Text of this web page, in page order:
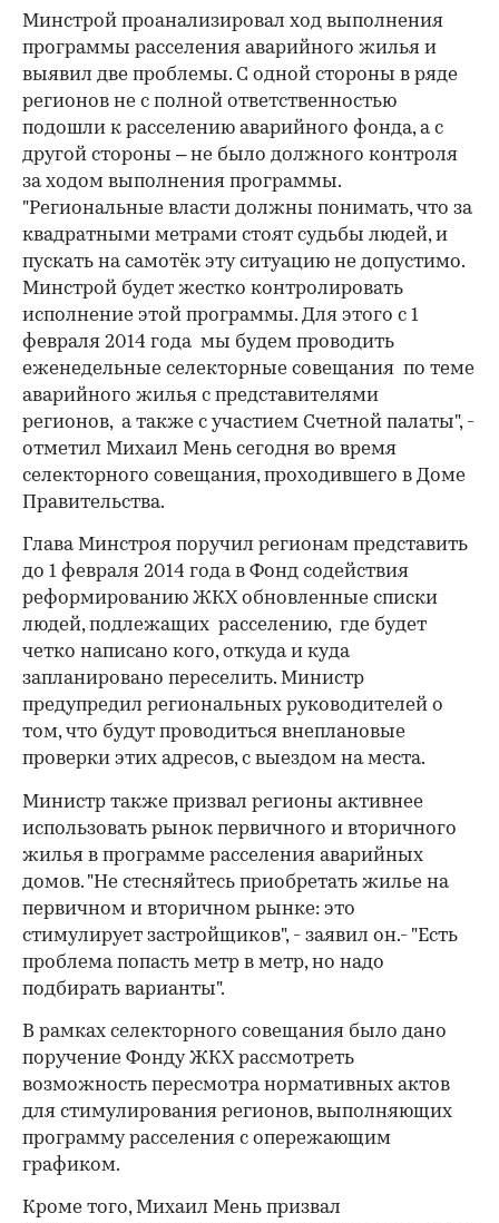
Минстрой проанализировал ход выполнения
программы расселения аварийного жилья и
выявил две проблемы. С одной стороны в ряде
регионов не с полной ответственностью
подошли к расселению аварийного фонда, а с
другой стороны – не было должного контроля
за ходом выполнения программы.
"Региональные власти должны понимать, что за
квадратными метрами стоят судьбы людей, и
пускать на самотёк эту ситуацию не допустимо.
Минстрой будет жестко контролировать
исполнение этой программы. Для этого с 1
февраля 2014 года мы будем проводить
еженедельные селекторные совещания по теме
аварийного жилья с представителями
регионов, а также с участием Счетной палаты", -
отметил Михаил Мень сегодня во время
селекторного совещания, проходившего в Доме
Правительства.
Глава Минстроя поручил регионам представить
до 1 февраля 2014 года в Фонд содействия
реформированию ЖКХ обновленные списки
людей, подлежащих расселению, где будет
четко написано кого, откуда и куда
запланировано переселить. Министр
предупредил региональных руководителей о
том, что будут проводиться внеплановые
проверки этих адресов, с выездом на места.
Министр также призвал регионы активнее
использовать рынок первичного и вторичного
жилья в программе расселения аварийных
домов. "Не стесняйтесь приобретать жилье на
первичном и вторичном рынке: это
стимулирует застройщиков", - заявил он.- "Есть
проблема попасть метр в метр, но надо
подбирать варианты".
В рамках селекторного совещания было дано
поручение Фонду ЖКХ рассмотреть
возможность пересмотра нормативных актов
для стимулирования регионов, выполняющих
программу расселения с опережающим
графиком.
Кроме того, Михаил Мень призвал